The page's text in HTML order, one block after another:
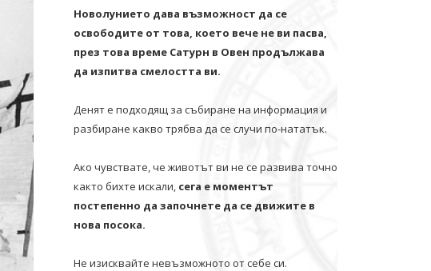
Новолунието дава възможност да се
освободите от това, което вече не ви пасва,
през това време Сатурн в Овен продължава
да изпитва смелостта ви.
Денят е подходящ за събиране на информация и
разбиране какво трябва да се случи по-нататък.
Ако чувствате, че животът ви не се развива точно
както бихте искали, сега е моментът
постепенно да започнете да се движите в
нова посока.
Не изисквайте невъзможното от себе си.